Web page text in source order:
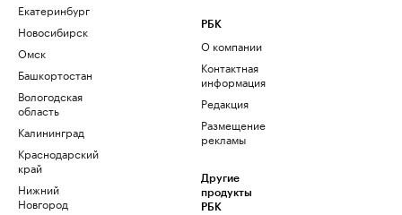
Екатеринбург
Новосибирск
Омск
Башкортостан
Вологодская
область
Калининград
Краснодарский
край
Нижний
Новгород
РБК
О компании
Контактная
информация
Редакция
Размещение
рекламы
Другие
продукты
РБК